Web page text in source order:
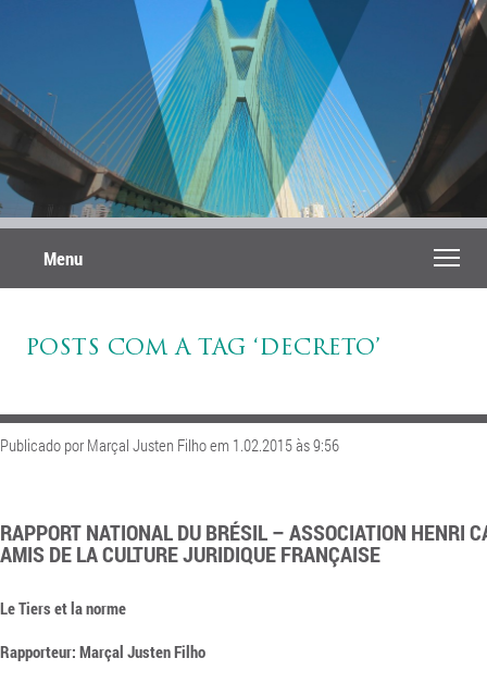
Menu
POSTS COM A TAG ‘DECRETO’
Publicado por Marçal Justen Filho em 1.02.2015 às 9:56
RAPPORT NATIONAL DU BRÉSIL – ASSOCIATION HENRI
AMIS DE LA CULTURE JURIDIQUE FRANÇAISE
Le Tiers et la norme
Rapporteur: Marçal Justen Filho